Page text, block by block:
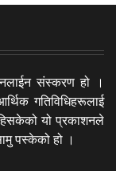
संस्करण हो ।
गतिविधिहरूलाई
यो प्रकाशनले
पस्केको हो ।